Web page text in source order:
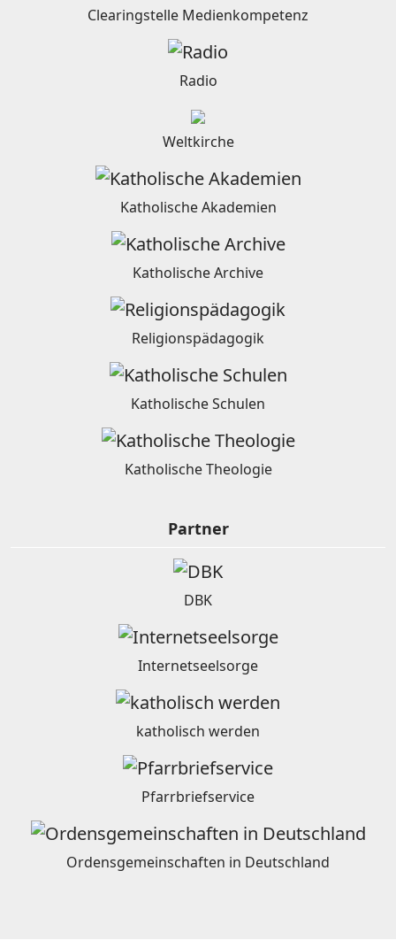
Clearingstelle Medienkompetenz
Radio
Weltkirche
Katholische Akademien
Katholische Archive
Religionspädagogik
Katholische Schulen
Katholische Theologie
Partner
DBK
Internetseelsorge
katholisch werden
Pfarrbriefservice
Ordensgemeinschaften in Deutschland